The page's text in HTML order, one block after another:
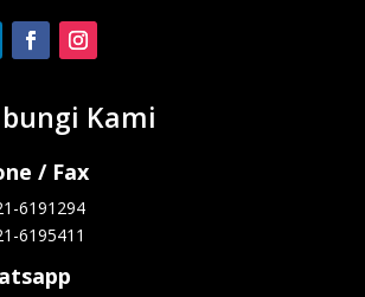
Kami
/ Fax
6191294
6195411